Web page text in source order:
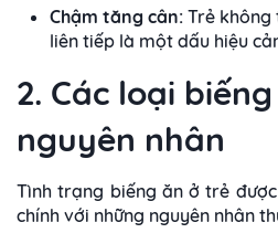
Chậm tăng cân: Trẻ không
liên tiếp là một dấu hiệu
2. Các loại
nguyên nhân
Tình trạng biếng ăn ở trẻ
chính với những nguyên nhân